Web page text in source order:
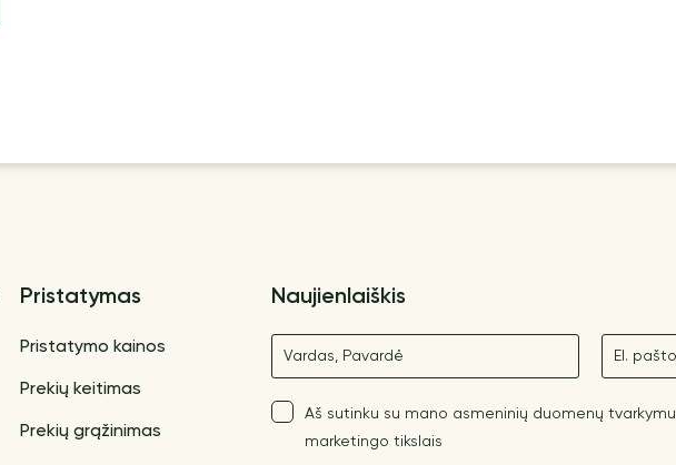
Pristatymas
Pristatymo kainos
Prekių keitimas
Prekių grąžinimas
Naujienlaiškis
Vardas El. paštas
Aš sutinku su mano asmeninių duomenų tvarkymu
marketingo tikslais